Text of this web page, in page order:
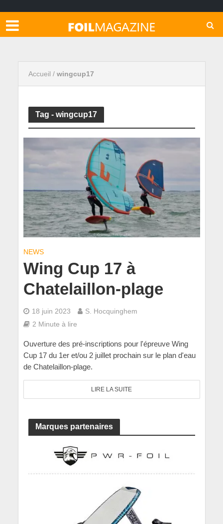
Accueil / wingcup17
Tag - wingcup17
NEWS
Wing Cup 17 à
Chatelaillon-plage
18 juin 2023
S. Hocquinghem
2 Minute à lire
Ouverture des pré-inscriptions pour l'épreuve Wing
Cup 17 du 1er et/ou 2 juillet prochain sur le plan d'eau
de Chatelaillon-plage.
LIRE LA SUITE
Marques partenaires